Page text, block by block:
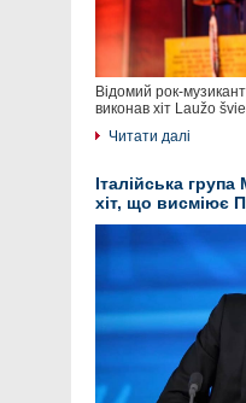
Відомий рок-
виконав хіт Laužo
Читати далі
Італійська
хіт, що висміює